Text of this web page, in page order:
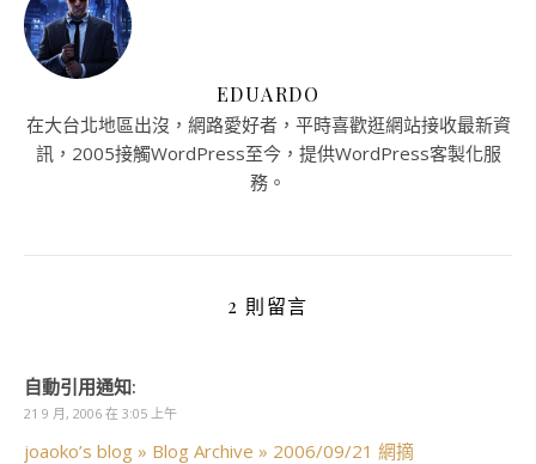
EDUARDO
在大台北地區出沒，網路愛好者，平時喜歡逛網站接收最新資
訊，2005接觸WordPress至今，提供WordPress客製化服
務。
2 則留言
自動引用通知:
21 9 月, 2006 在 3:05 上午
joaoko’s blog » Blog Archive » 2006/09/21 網摘